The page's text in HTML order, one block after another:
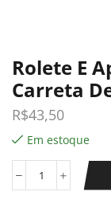
Rolete E
Carreta
R$43,50
Em estoque